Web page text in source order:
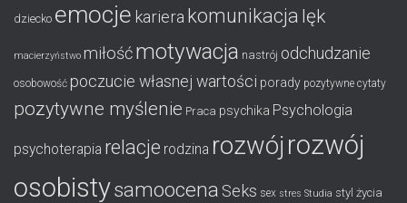
dziecko emocje kariera komunikacja lęk
macierzyństwo miłośćmotywacja nastrój odchudzanie
osobowość poczucie własnej wartości porady pozytywne cytaty
pozytywne myślenie Praca psychika Psychologia
psychoterapia relacje rodzina rozwój rozwój
osobistysamoocena Seks sex stres Studia styl życia